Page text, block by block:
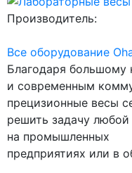
Производитель:
Все оборудование
Благодаря большому
и современным
прецизионные весы
решить задачу
на промышленных
предприятиях или в